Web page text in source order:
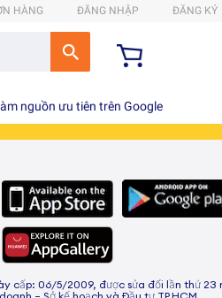
HÀNG ĐĂNG NHẬP ĐĂNG KÝ
nguồn ưu tiên trên Google
cấp: 06/5/2009, được sửa đổi lần thứ 23